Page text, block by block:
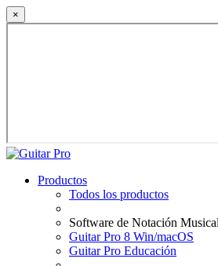
×
Productos
Todos los productos
Software de Notación Musical
Guitar Pro 8 Win/macOS
Guitar Pro Educación